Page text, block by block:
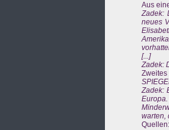
Aus
Zadek:
neues
[...]
Zadek:
Zweites
Zadek:
warten,
Quellen: